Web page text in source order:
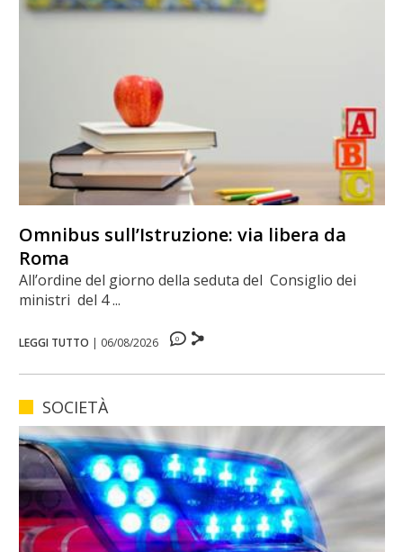
Omnibus sull’Istruzione: via libera da
Roma
All’ordine del giorno della seduta del Consiglio dei
ministri del 4 ...
LEGGI TUTTO | 06/08/2026 0
SOCIETÀ